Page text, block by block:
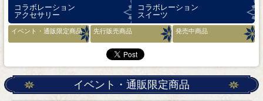
コラボレーション
アクセサリー
コラボレーション
スイーツ
イベント・通販限定商品 先行販売商品 発売中商品
イベント・通販限定商品